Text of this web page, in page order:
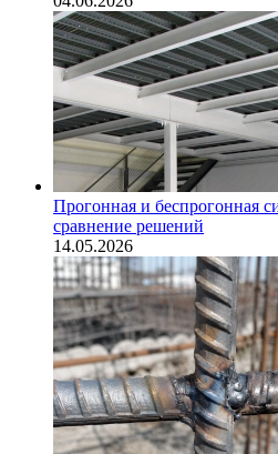
Прогонная и беспрогонная
сравнение решений
14.05.2026